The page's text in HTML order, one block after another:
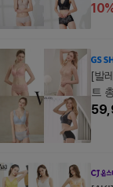
10
[발
트